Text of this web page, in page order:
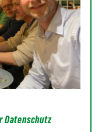
Datenschutz